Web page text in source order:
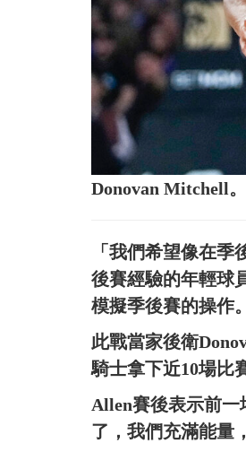
Donovan Mitchell
「我們希望像在
後賽經驗的年輕球
模擬季後賽的操作
此戰當家後衛
騎士拿下近10場比
Allen賽後表示前
了，我們充滿能量